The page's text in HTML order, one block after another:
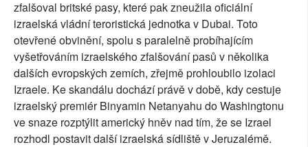
zfalšoval britské pasy, které pak zneužila oficiální
izraelská vládní teroristická jednotka v Dubai. Toto
otevřené obvinění, spolu s paralelně probíhajícím
vyšetřováním izraelského zfalšování pasů v několika
dalších evropských zemích, zřejmě prohloubilo izolaci
Izraele. Ke skandálu dochází právě v době, kdy cestuje
izraelský premiér Binyamin Netanyahu do Washingtonu
ve snaze rozptýlit americký hněv nad tím, že se Izrael
rozhodl postavit další izraelská sídliště v Jeruzalémě.